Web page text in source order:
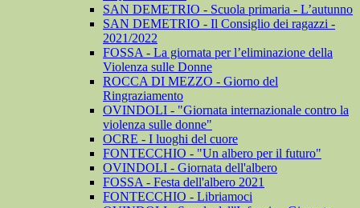
SAN DEMETRIO - Scuola primaria - L’autunno
SAN DEMETRIO - Il Consiglio dei ragazzi -
2021/2022
FOSSA - La giornata per l’eliminazione della
Violenza sulle Donne
ROCCA DI MEZZO - Giorno del
Ringraziamento
OVINDOLI - "Giornata internazionale contro la
violenza sulle donne"
OCRE - I luoghi del cuore
FONTECCHIO - "Un albero per il futuro"
OVINDOLI - Giornata dell'albero
FOSSA - Festa dell'albero 2021
FONTECCHIO - Libriamoci